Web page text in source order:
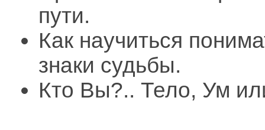
пути.
Как научиться
знаки судьбы.
Кто Вы?.. Тело, Ум